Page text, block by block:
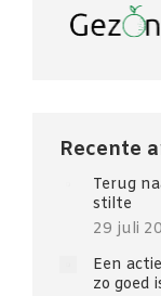
Recente
Terug
stilte
29 juli
Een
zo goed